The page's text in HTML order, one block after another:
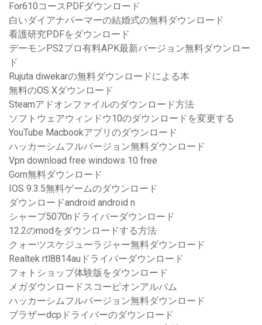
For610コースPDFダウンロード
白いダイアナパーマーの結婚式の無料ダウンロード
看護研究PDFをダウンロード
デーモンPS2プロ有料APK最新バージョン無料ダウンロー
ド
Rujuta diwekarの無料ダウンロードによる本
無料のOS Xダウンロード
Steamアドオンファイルのダウンロード方法
ソフトウェアウィンドウ10のダウンロードを変更する
YouTube Macbookアプリのダウンロード
ハッカーシムフルバージョン無料ダウンロード
Vpn download free windows 10 free
Gorn無料ダウンロード
IOS 9.3.5無料ゲームのダウンロード
ダウンロードandroid android n
シャープ5070nドライバーダウンロード
12.2のmodをダウンロードする方法
クォーツスケジューラジャー無料ダウンロード
Realtek rtl8814auドライバーダウンロード
フォトショップ体験版をダウンロード
メガダウンロードスコーピオンアルバム
ハッカーシムフルバージョン無料ダウンロード
ブラザーdcpドライバーのダウンロード